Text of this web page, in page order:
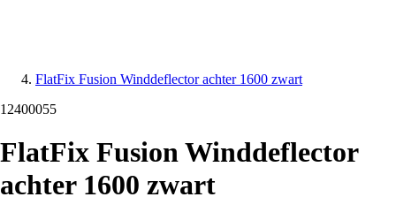
FlatFix Fusion Winddeflector achter 1600 zwart
12400055
FlatFix Fusion Winddeflector
achter 1600 zwart